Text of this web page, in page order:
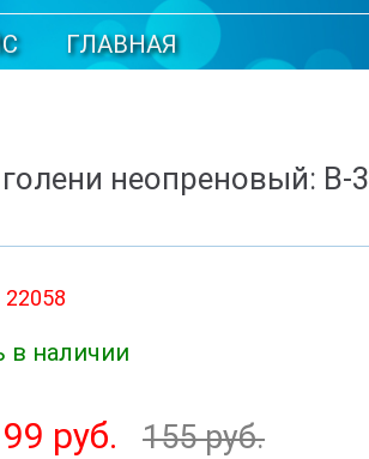
ГЛАВНАЯ
неопреновый: B-3
22058
в наличии
99 руб. 155 руб.